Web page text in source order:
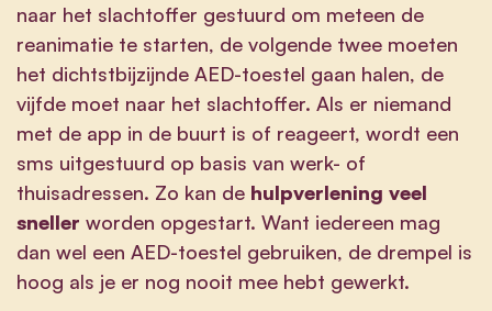
naar het slachtoffer gestuurd om meteen de
reanimatie te starten, de volgende twee moeten
het dichtstbijzijnde AED-toestel gaan halen, de
vijfde moet naar het slachtoffer. Als er niemand
met de app in de buurt is of reageert, wordt een
sms uitgestuurd op basis van werk- of
thuisadressen. Zo kan de hulpverlening veel
sneller worden opgestart. Want iedereen mag
dan wel een AED-toestel gebruiken, de drempel is
hoog als je er nog nooit mee hebt gewerkt.